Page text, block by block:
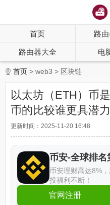
首页 路
路由器大全 电
首页 web3 区块链
以太坊（ETH）币
币的比较谁更具潜
更新时间：2025-11-20 16:48
币安-全球排名
币安理财高达8%
投福利不断！
官网注册